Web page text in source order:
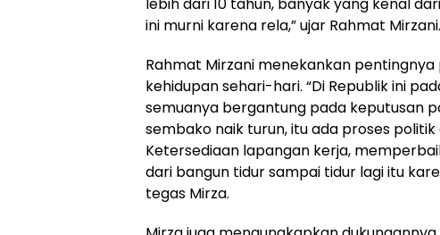
ini murni karena rela,” ujar Rahmat Mirzani.
Rahmat Mirzani menekankan
kehidupan sehari-hari. “Di Republik ini
semuanya bergantung pada keputusan
sembako naik turun, itu ada proses politik
Ketersediaan lapangan kerja,
dari bangun tidur sampai tidur lagi itu
tegas Mirza.